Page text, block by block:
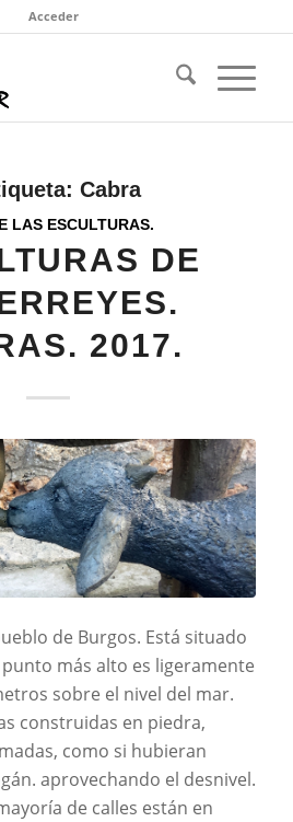
Acceder
Cabra
LAS ESCULTURAS.
DE
2017.
de Burgos. Está situado
más alto es ligeramente
sobre el nivel del mar.
construidas en piedra,
como si hubieran
aprovechando el desnivel.
de calles están en